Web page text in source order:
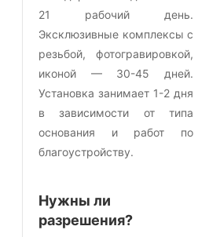
21 рабочий день.
Эксклюзивные комплексы с
резьбой, фотогравировкой,
иконой — 30-45 дней.
Установка занимает 1-2 дня
в зависимости от типа
основания и работ по
благоустройству.
Нужны ли
разрешения?